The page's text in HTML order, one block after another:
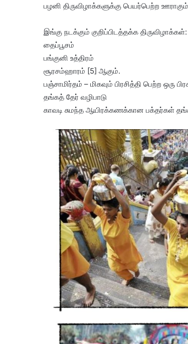
பழனி திருவிழாக்களுக்கு பெயர்பெற்ற
இங்கு நடக்கும் குறிப்பிடத்தக்க திருவிழாக்கள்:
தைப்பூசம்
பங்குனி உத்திரம்
சூரசம்ஹாரம் [5] ஆகும்.
பஞ்சாமிர்தம் – மிகவும் பிரசித்தி பெற்ற ஒரு
தங்கத் தேர் வழிபாடு
காவடி சுமந்த ஆயிரக்கணக்கான பக்தர்கள்